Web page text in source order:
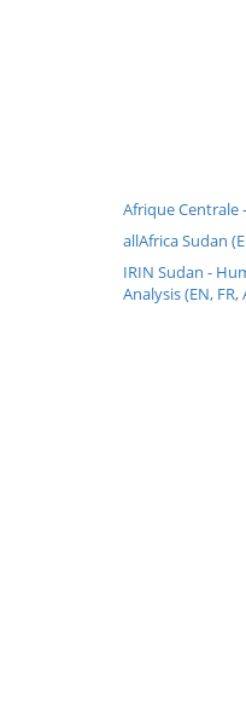
Afrique Centrale
allAfrica Sudan
IRIN Sudan -
Analysis (EN, FR,